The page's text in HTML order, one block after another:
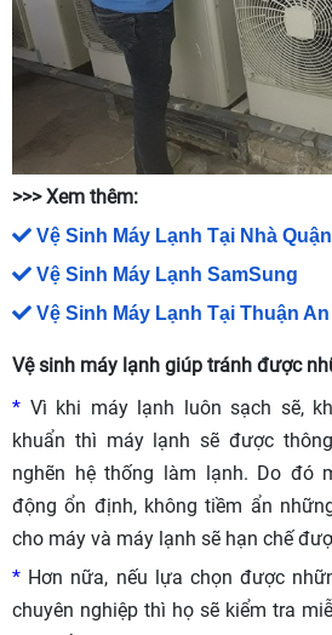
>>> Xem thêm:
Vệ Sinh Máy Lạnh Tại Nhà
Vệ Sinh Máy Lạnh SamSung
Vệ Sinh Máy Lạnh Tại Thuận An
Vệ sinh máy lạnh giúp tránh được
* Vì khi máy lạnh luôn sạch sẽ,
khuẩn thì máy lạnh sẽ được
nghẽn hệ thống làm lạnh. Do đó
động ổn định, không tiềm ẩn
cho máy và máy lạnh sẽ hạn chế
* Hơn nữa, nếu lựa chọn được
chuyên nghiệp thì họ sẽ kiểm tra